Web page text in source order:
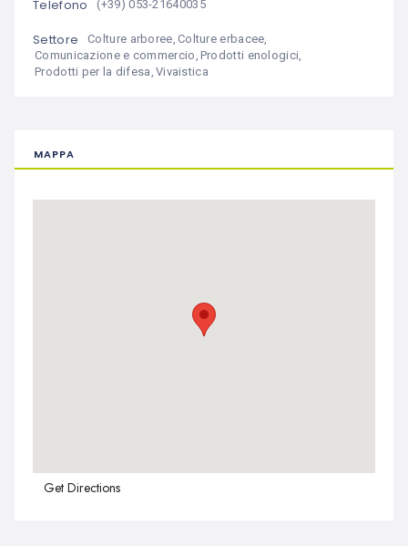
Telefono (+39) 053-21640035
Settore Colture arboree, Colture erbacee,
Comunicazione e commercio, Prodotti enologici,
Prodotti per la difesa, Vivaistica
MAPPA
Get Directions